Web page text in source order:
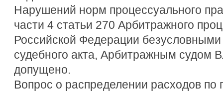
Нарушений норм процессуального
части 4 статьи 270 Арбитражного
Российской Федерации
судебного акта, Арбитражным судом
допущено.
Вопрос о распределении расходов по